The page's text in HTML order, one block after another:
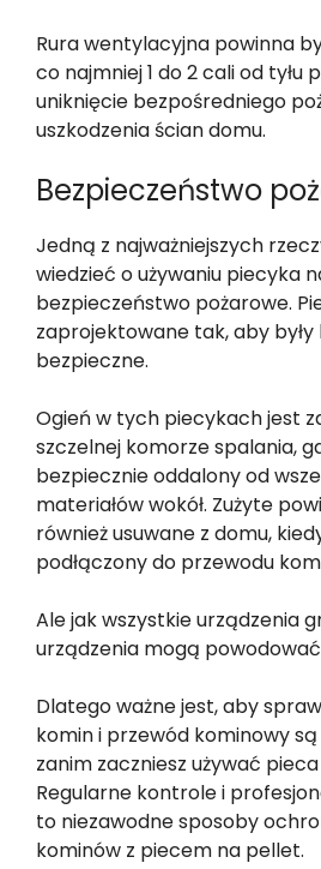
Rura wentylacyjna powinna
co najmniej 1 do 2 cali od tyłu
uniknięcie bezpośredniego
uszkodzenia ścian domu.
Bezpieczeństwo
Jedną z najważniejszych
wiedzieć o używaniu piecyka
bezpieczeństwo pożarowe.
zaprojektowane tak, aby
bezpieczne.
Ogień w tych piecykach jest
szczelnej komorze spalania,
bezpiecznie oddalony od
materiałów wokół. Zużyte
również usuwane z domu,
podłączony do przewodu
Ale jak wszystkie urządzenia
urządzenia mogą
Dlatego ważne jest, aby
komin i przewód kominowy
zanim zaczniesz używać
Regularne kontrole i
to niezawodne sposoby
kominów z piecem na pellet.